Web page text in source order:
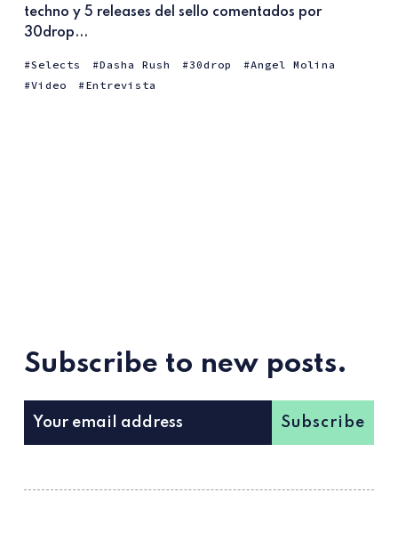
techno y 5 releases del sello comentados por
30drop...
Selects Dasha Rush 30drop
Angel Molina
Video
Entrevista
Subscribe to new posts.
Subscribe